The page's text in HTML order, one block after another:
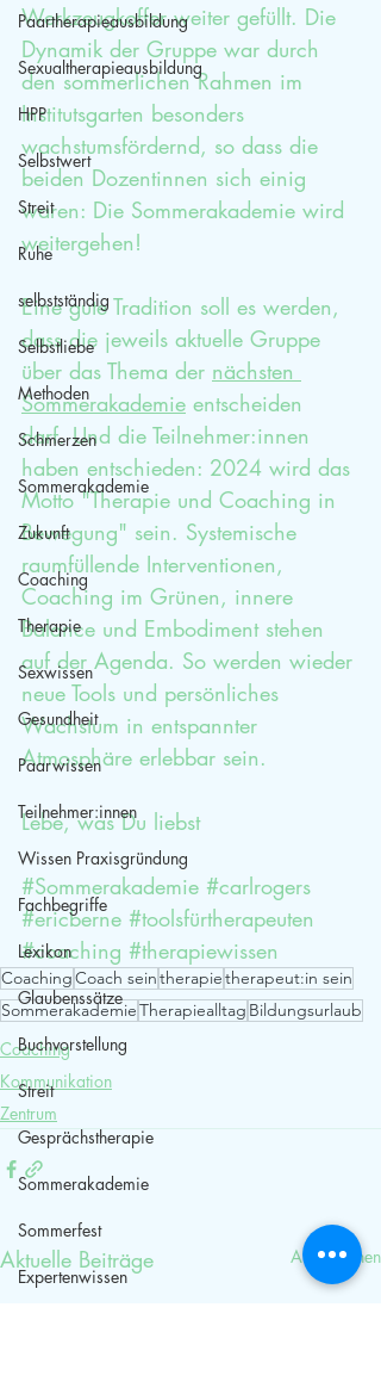
Paartherapieausbildung
Sexualtherapieausbildung
HPP
Selbstwert
Streit
Ruhe
selbstständig
Selbstliebe
Methoden
Schmerzen
Sommerakademie
Zukunft
Coaching
Therapie
Sexwissen
Gesundheit
Paarwissen
Teilnehmer:innen
Wissen Praxisgründung
Fachbegriffe
Lexikon
Glaubenssätze
Buchvorstellung
Streit
Gesprächstherapie
Sommerakademie
Sommerfest
Expertenwissen
Werkzeugkoffer weiter gefüllt. Die
Dynamik der Gruppe war durch
den sommerlichen Rahmen im
Institutsgarten besonders
wachstumsfördernd, so dass die
beiden Dozentinnen sich einig
waren: Die Sommerakademie wird
weitergehen!
Eine gute Tradition soll es werden,
dass die jeweils aktuelle Gruppe
über das Thema der nächsten
Sommerakademie entscheiden
darf. Und die Teilnehmer:innen
haben entschieden: 2024 wird das
Motto "Therapie und Coaching in
Bewegung" sein. Systemische
raumfüllende Interventionen,
Coaching im Grünen, innere
Balance und Embodiment stehen
auf der Agenda. So werden wieder
neue Tools und persönliches
Wachstum in entspannter
Atmosphäre erlebbar sein.
Lebe, was Du liebst
#Sommerakademie #carlrogers
#ericberne #toolsfürtherapeuten
#coaching #therapiewissen
CoachingCoach seintherapietherapeut:in sein
SommerakademieTherapiealltag Bildungsurlaub
Coaching
Kommunikation
Zentrum
Aktuelle Beiträge Alle ansehen